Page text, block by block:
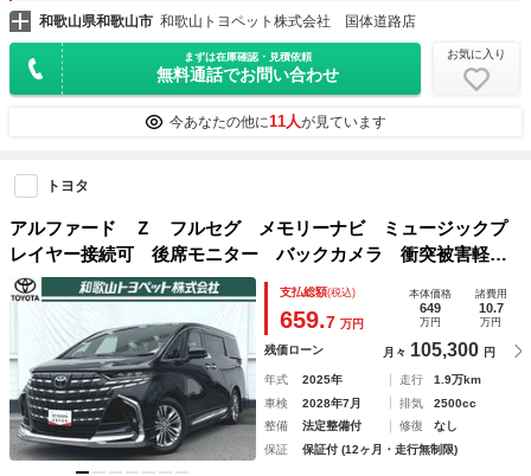
和歌山県和歌山市 和歌山トヨペット株式会社 国体道路店
まずは在庫確認・見積依頼
無料通話でお問い合わせ
お気に入り
今あなたの他に11人が見ています
トヨタ
アルファード Ｚ フルセグ メモリーナビ ミュージックプ
レイヤー接続可 後席モニター バックカメラ 衝突被害軽減
システム ＥＴＣ ドラレコ 両側電動スライド ＬＥＤヘッ
ドランプ 乗車定員７人 ３列シート ワンオーナー
支払総額(税込)
659.7 万円
本体価格
649
万円
諸費用
10.7
万円
残価ローン 月々 105,300 円
年式 2025年 走行
1.9万km
車検
2028年7月 排気
2500cc
整備
法定整備付 修復
なし
保証
保証付 (12ヶ月・走行無制限)